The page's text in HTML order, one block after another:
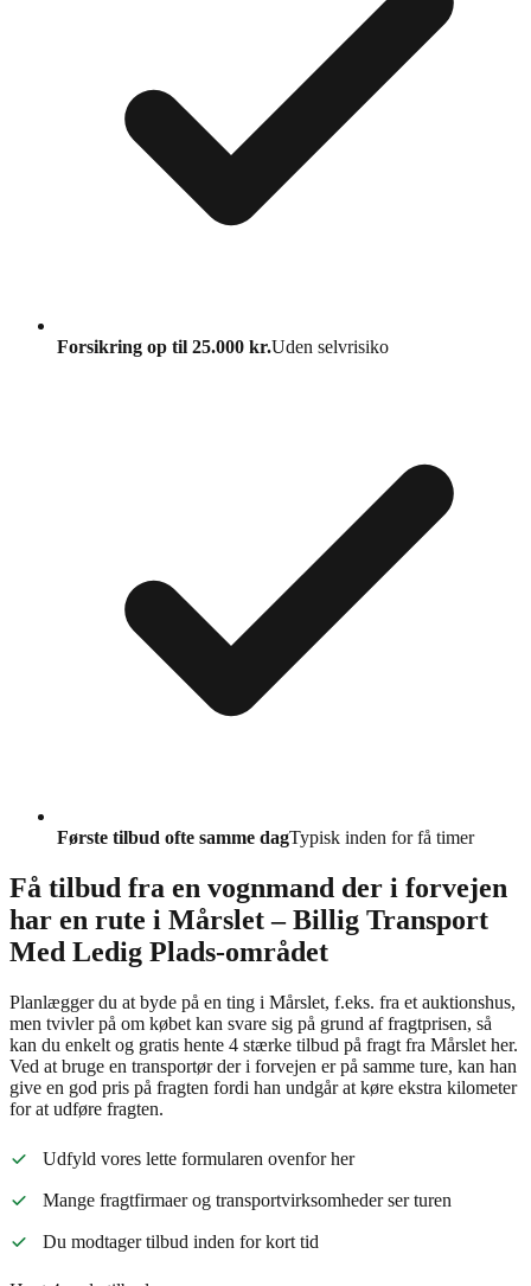
Forsikring op til 25.000 kr.Uden selvrisiko
Første tilbud ofte samme dagTypisk inden for få timer
Få tilbud fra en vognmand der i forvejen
har en rute i Mårslet – Billig Transport
Med Ledig Plads-området
Planlægger du at byde på en ting i Mårslet, f.eks. fra et auktionshus,
men tvivler på om købet kan svare sig på grund af fragtprisen, så
kan du enkelt og gratis hente 4 stærke tilbud på fragt fra Mårslet her.
Ved at bruge en transportør der i forvejen er på samme ture, kan han
give en god pris på fragten fordi han undgår at køre ekstra kilometer
for at udføre fragten.
Udfyld vores lette formularen ovenfor her
Mange fragtfirmaer og transportvirksomheder ser turen
Du modtager tilbud inden for kort tid